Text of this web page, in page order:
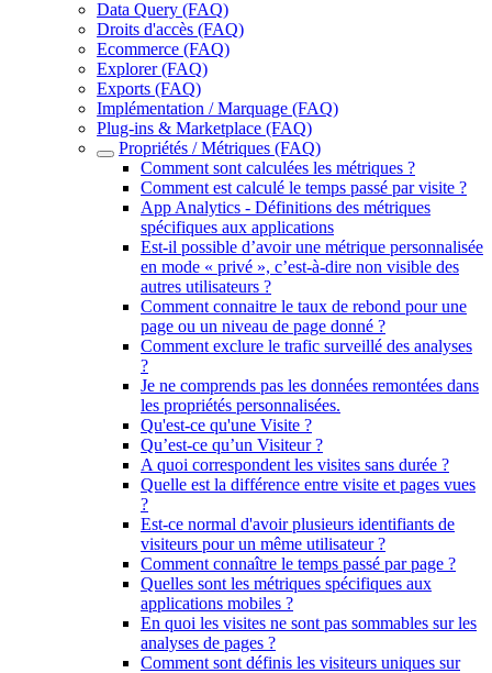
Data Query (FAQ)
Droits d'accès (FAQ)
Ecommerce (FAQ)
Explorer (FAQ)
Exports (FAQ)
Implémentation / Marquage (FAQ)
Plug-ins & Marketplace (FAQ)
Propriétés / Métriques (FAQ)
Comment sont calculées les métriques ?
Comment est calculé le temps passé par visite ?
App Analytics - Définitions des métriques
spécifiques aux applications
Est-il possible d’avoir une métrique personnalisée
en mode « privé », c’est-à-dire non visible des
autres utilisateurs ?
Comment connaitre le taux de rebond pour une
page ou un niveau de page donné ?
Comment exclure le trafic surveillé des analyses
?
Je ne comprends pas les données remontées dans
les propriétés personnalisées.
Qu'est-ce qu'une Visite ?
Qu’est-ce qu’un Visiteur ?
A quoi correspondent les visites sans durée ?
Quelle est la différence entre visite et pages vues
?
Est-ce normal d'avoir plusieurs identifiants de
visiteurs pour un même utilisateur ?
Comment connaître le temps passé par page ?
Quelles sont les métriques spécifiques aux
applications mobiles ?
En quoi les visites ne sont pas sommables sur les
analyses de pages ?
Comment sont définis les visiteurs uniques sur